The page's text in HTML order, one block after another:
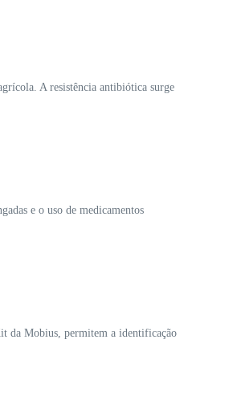
A resistência antibiótica surge
e o uso de medicamentos
da Mobius, permitem a identificação